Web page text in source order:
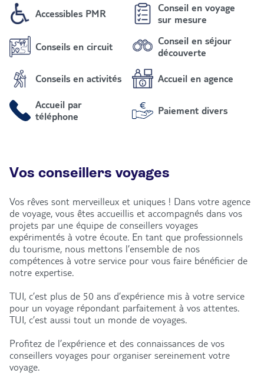
Accessibles PMR
Conseil en voyage
sur mesure
Conseils en circuit
Conseil en séjour
découverte
Conseils en activités Accueil en agence
Accueil par
téléphone
Paiement divers
Vos conseillers voyages
Vos rêves sont merveilleux et uniques ! Dans votre agence
de voyage, vous êtes accueillis et accompagnés dans vos
projets par une équipe de conseillers voyages
expérimentés à votre écoute. En tant que professionnels
du tourisme, nous mettons l’ensemble de nos
compétences à votre service pour vous faire bénéficier de
notre expertise.
TUI, c’est plus de 50 ans d’expérience mis à votre service
pour un voyage répondant parfaitement à vos attentes.
TUI, c’est aussi tout un monde de voyages.
Profitez de l’expérience et des connaissances de vos
conseillers voyages pour organiser sereinement votre
voyage.